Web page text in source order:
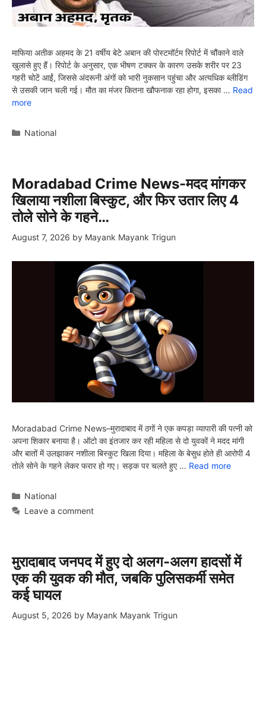
माफिया अतीक अहमद के 21 वर्षीय बेटे अबान की पोस्टमॉर्टम रिपोर्ट में चौंकाने वाले
खुलासे हुए हैं। रिपोर्ट के अनुसार, एक भीषण टक्कर के कारण उसके शरीर पर 23
गहरी चोटें आईं, जिससे अंदरूनी अंगों को भारी नुकसान पहुंचा और अत्यधिक ब्लीडिंग
से उसकी जान चली गई। मौत का मंजर कितना खौफनाक रहा होगा, इसका … Read
more
Categories
National
Moradabad Crime News-मदद मांगकर
खिलाया नशीला बिस्कुट, और फिर उतार लिए 4
तोले सोने के गहने…
August 7, 2026 by Mayank Mayank Trigun
Moradabad Crime News–मुरादाबाद में ठगों ने एक कपड़ा व्यापारी की पत्नी को
अपना शिकार बनाया है। ऑटो का इंतजार कर रही महिला से दो युवकों ने मदद मांगी
और बातों में उलझाकर नशीला बिस्कुट खिला दिया। महिला के बेसुध होते ही आरोपी 4
तोले सोने के गहने लेकर फरार हो गए। सड़क पर चलते हुए … Read more
Categories
National
Leave a comment
मुरादाबाद जनपद में हुए दो अलग-अलग हादसों में
एक की युवक की मौत, जबकि पुलिसकर्मी समेत
कई घायल
August 5, 2026 by Mayank Mayank Trigun